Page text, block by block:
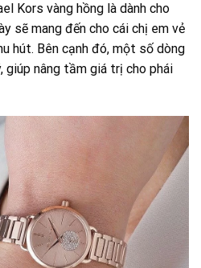
Kors vàng hồng là dành cho
sẽ mang đến cho cái chị em vẻ
hút. Bên cạnh đó, một số dòng
giúp nâng tầm giá trị cho phái